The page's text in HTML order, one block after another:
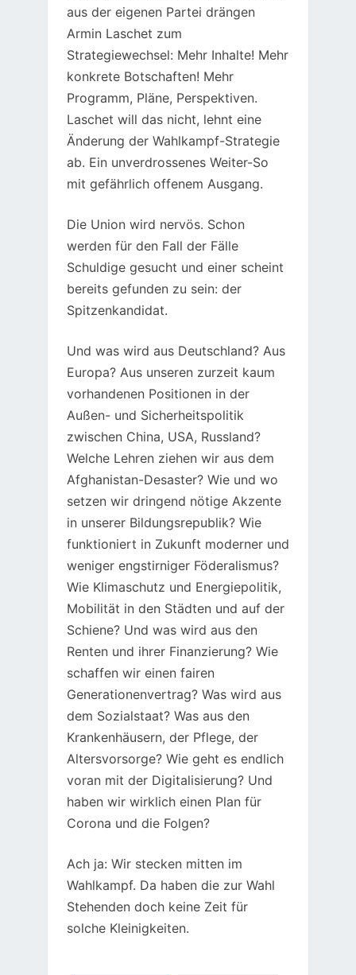
aus der eigenen Partei drängen
Armin Laschet zum
Strategiewechsel: Mehr Inhalte! Mehr
konkrete Botschaften! Mehr
Programm, Pläne, Perspektiven.
Laschet will das nicht, lehnt eine
Änderung der Wahlkampf-Strategie
ab. Ein unverdrossenes Weiter-So
mit gefährlich offenem Ausgang.
Die Union wird nervös. Schon
werden für den Fall der Fälle
Schuldige gesucht und einer scheint
bereits gefunden zu sein: der
Spitzenkandidat.
Und was wird aus Deutschland? Aus
Europa? Aus unseren zurzeit kaum
vorhandenen Positionen in der
Außen- und Sicherheitspolitik
zwischen China, USA, Russland?
Welche Lehren ziehen wir aus dem
Afghanistan-Desaster? Wie und wo
setzen wir dringend nötige Akzente
in unserer Bildungsrepublik? Wie
funktioniert in Zukunft moderner und
weniger engstirniger Föderalismus?
Wie Klimaschutz und Energiepolitik,
Mobilität in den Städten und auf der
Schiene? Und was wird aus den
Renten und ihrer Finanzierung? Wie
schaffen wir einen fairen
Generationenvertrag? Was wird aus
dem Sozialstaat? Was aus den
Krankenhäusern, der Pflege, der
Altersvorsorge? Wie geht es endlich
voran mit der Digitalisierung? Und
haben wir wirklich einen Plan für
Corona und die Folgen?
Ach ja: Wir stecken mitten im
Wahlkampf. Da haben die zur Wahl
Stehenden doch keine Zeit für
solche Kleinigkeiten.